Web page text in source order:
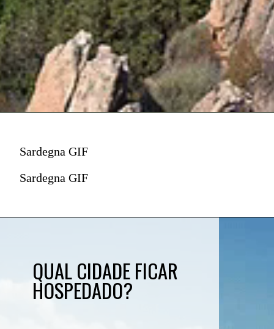
Sardegna GIF
Sardegna GIF
QUAL CIDADE FICAR
HOSPEDADO?